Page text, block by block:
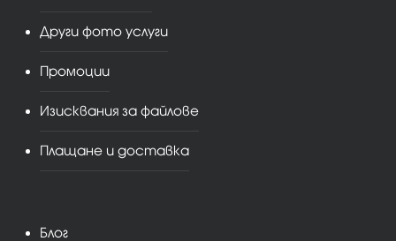
Други фото услуги
Промоции
Изисквания за файлове
Плащане и доставка
Блог